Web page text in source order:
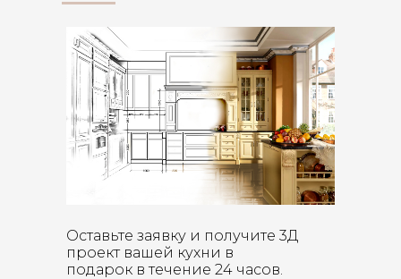
Оставьте заявку и получите 3Д
проект вашей кухни в
подарок в течение 24 часов.